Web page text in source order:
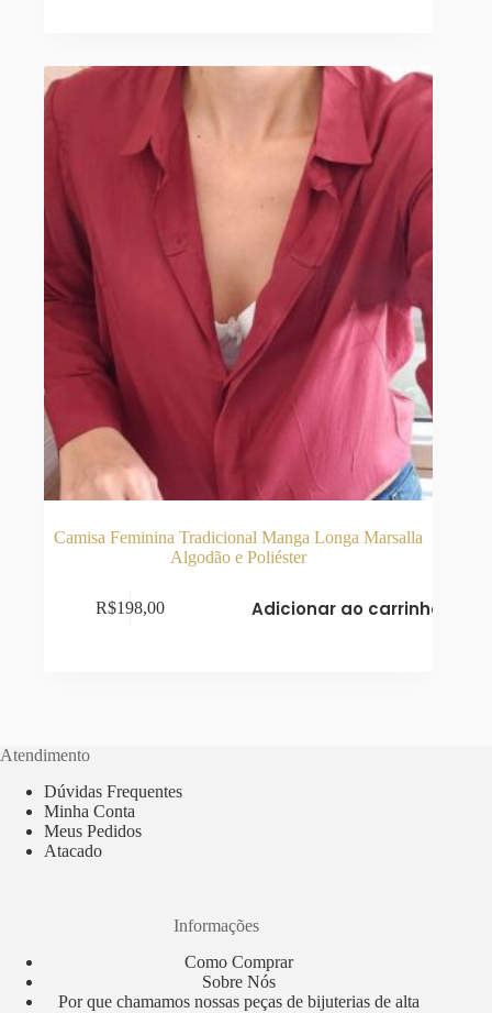
Camisa Feminina Tradicional Manga Longa Marsalla
Algodão e Poliéster
R$198,00 Adicionar ao carrinho
Atendimento
Dúvidas Frequentes
Minha Conta
Meus Pedidos
Atacado
Informações
Como Comprar
Sobre Nós
Por que chamamos nossas peças de bijuterias de alta